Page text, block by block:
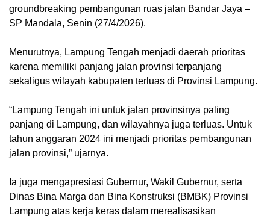
groundbreaking pembangunan ruas jalan Bandar Jaya –
SP Mandala, Senin (27/4/2026).
Menurutnya, Lampung Tengah menjadi daerah prioritas
karena memiliki panjang jalan provinsi terpanjang
sekaligus wilayah kabupaten terluas di Provinsi Lampung.
“Lampung Tengah ini untuk jalan provinsinya paling
panjang di Lampung, dan wilayahnya juga terluas. Untuk
tahun anggaran 2024 ini menjadi prioritas pembangunan
jalan provinsi,” ujarnya.
Ia juga mengapresiasi Gubernur, Wakil Gubernur, serta
Dinas Bina Marga dan Bina Konstruksi (BMBK) Provinsi
Lampung atas kerja keras dalam merealisasikan